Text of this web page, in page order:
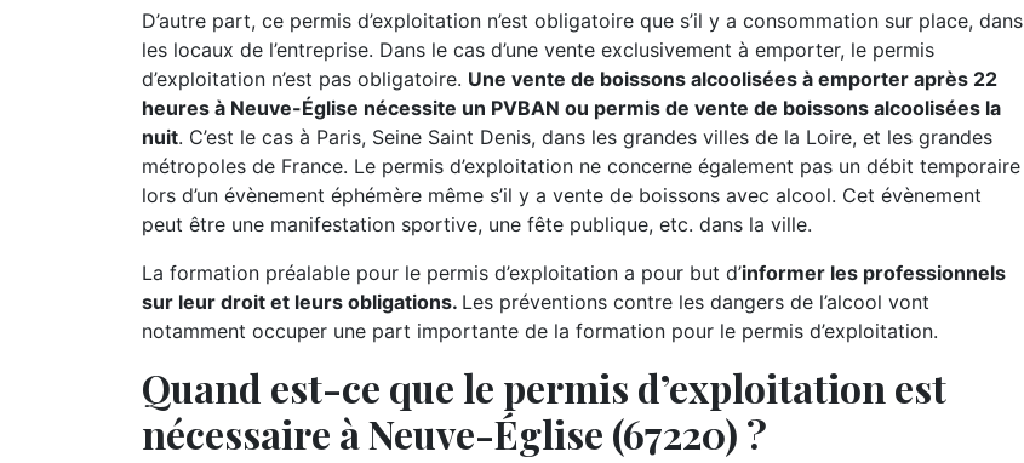
D’autre part, ce permis d’exploitation n’est obligatoire que s’il y a consommation sur place, dans
les locaux de l’entreprise. Dans le cas d’une vente exclusivement à emporter, le permis
d’exploitation n’est pas obligatoire. Une vente de boissons alcoolisées à emporter après 22
heures à Neuve-Église nécessite un PVBAN ou permis de vente de boissons alcoolisées la
nuit. C’est le cas à Paris, Seine Saint Denis, dans les grandes villes de la Loire, et les grandes
métropoles de France. Le permis d’exploitation ne concerne également pas un débit temporaire
lors d’un évènement éphémère même s’il y a vente de boissons avec alcool. Cet évènement
peut être une manifestation sportive, une fête publique, etc. dans la ville.
La formation préalable pour le permis d’exploitation a pour but d’informer les professionnels
sur leur droit et leurs obligations. Les préventions contre les dangers de l’alcool vont
notamment occuper une part importante de la formation pour le permis d’exploitation.
Quand est-ce que le permis d’exploitation est
nécessaire à Neuve-Église (67220) ?